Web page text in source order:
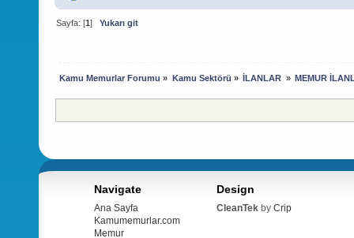
Sayfa: [1]Yukarı git
Kamu Memurlar Forumu » Kamu Sektörü » İLANLAR » MEMUR
Navigate
Ana Sayfa
Kamumemurlar.com
Memur
Design
CleanTek by Crip